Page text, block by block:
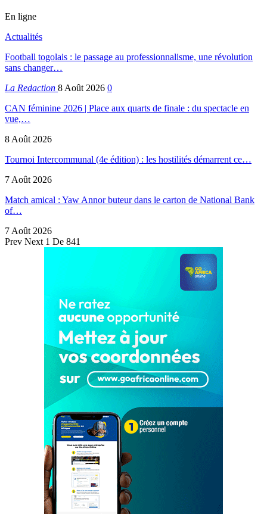
En ligne
Actualités
Football togolais : le passage au professionnalisme, une révolution
sans changer…
La Redaction 8 Août 2026 0
CAN féminine 2026 | Place aux quarts de finale : du spectacle en
vue,…
8 Août 2026
Tournoi Intercommunal (4e édition) : les hostilités démarrent ce…
7 Août 2026
Match amical : Yaw Annor buteur dans le carton de National Bank
of…
7 Août 2026
Prev Next 1 De 841